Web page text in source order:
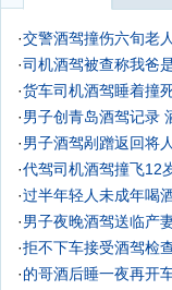
·交警酒驾撞伤六旬老
·司机酒驾被查称我爸
·货车司机酒驾睡着撞
·男子创青岛酒驾记录
·男子酒驾剐蹭返回将
·代驾司机酒驾撞飞12
·过半年轻人未成年喝
·男子夜晚酒驾送临产
·拒不下车接受酒驾检
·的哥酒后睡一夜再开